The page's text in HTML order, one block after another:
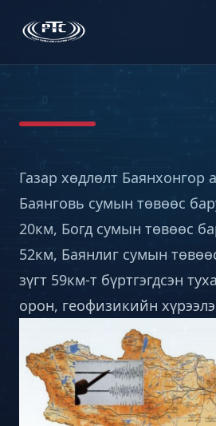
Газар хөдлөлт Баянхонгор
Баянговь сумын төвөөс
20км, Богд сумын төвөөс
52км, Баянлиг сумын
зүгт 59км-т бүртгэгдсэн
орон, геофизикийн